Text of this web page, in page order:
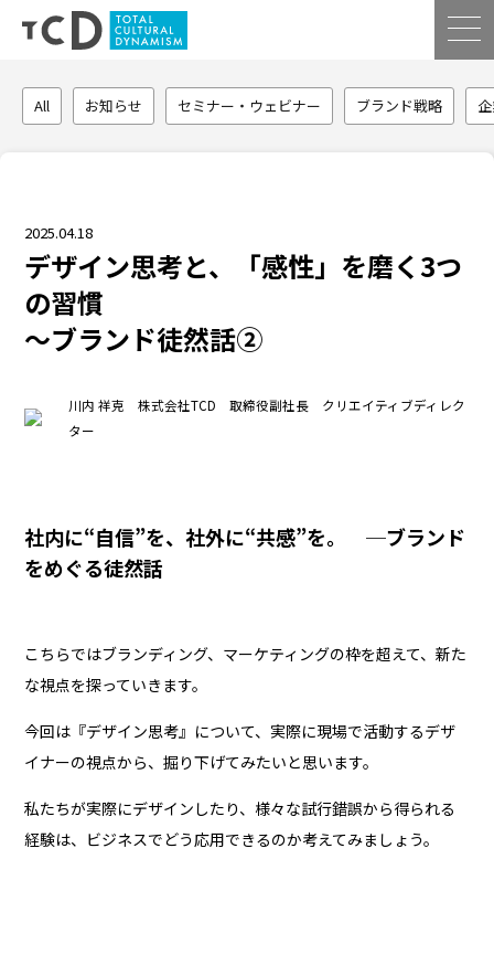
All お知らせ セミナー・ウェビナー ブランド戦略
2025.04.18
デザイン思考と、「感性」を磨く3つ
の習慣
〜ブランド徒然話②
川内 祥克 株式会社TCD 取締役副社長 クリエイティブディレク
ター
社内に“自信”を、社外に“共感”を。 ─ブランド
をめぐる徒然話
こちらではブランディング、マーケティングの枠を超えて、新た
な視点を探っていきます。
今回は『デザイン思考』について、実際に現場で活動するデザ
イナーの視点から、掘り下げてみたいと思います。
私たちが実際にデザインしたり、様々な試行錯誤から得られる
経験は、ビジネスでどう応用できるのか考えてみましょう。